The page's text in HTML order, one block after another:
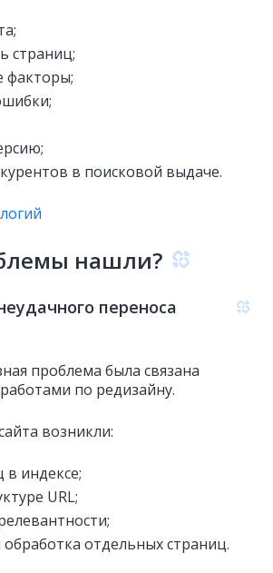
страниц;
факторы;
в поисковой выдаче.
нашли?
переноса
проблема была связана
по редизайну.
возникли:
в индексе;
URL;
отдельных страниц.